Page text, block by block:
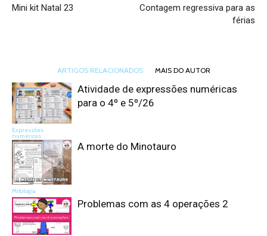
Mini kit Natal 23
Contagem regressiva para as
férias
ARTIGOS RELACIONADOS MAIS DO AUTOR
Expressões
numéricas
Atividade de expressões numéricas
para o 4º e 5º/26
Mitologia
A morte do Minotauro
Problemas com as 4 operações 2